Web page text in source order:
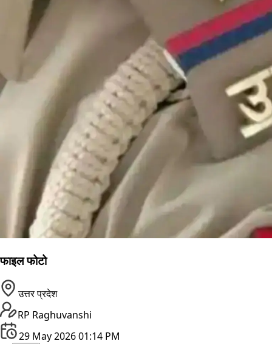
फाइल फोटो
उत्तर प्रदेश
RP Raghuvanshi
29 May 2026 01:14 PM